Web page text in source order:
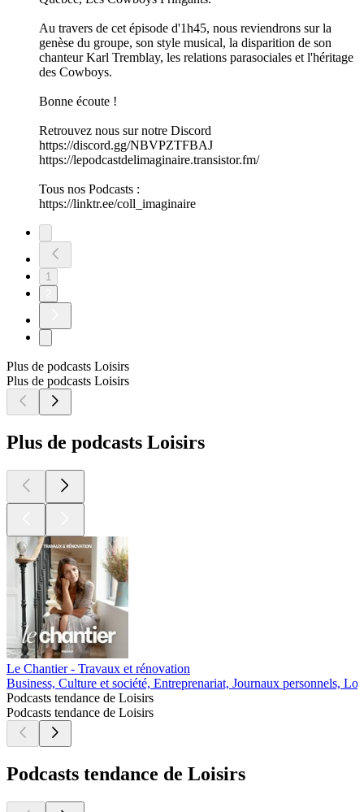
Au travers de cet épisode d'1h45, nous reviendrons sur la
genèse du groupe, son style musical, la disparition de son
chanteur Karl Tremblay, les relations parasociales et l'héritage
des Cowboys.
Bonne écoute !
Retrouvez nous sur notre Discord
https://discord.gg/NBVPZTFBAJ
https://lepodcastdelimaginaire.transistor.fm/
Tous nos Podcasts :
https://linktr.ee/coll_imaginaire
1
Plus de podcasts Loisirs
Plus de podcasts Loisirs
Plus de podcasts Loisirs
Le Chantier - Travaux et rénovation
Business, Culture et société, Entreprenariat, Journaux personnels,
Podcasts tendance de Loisirs
Podcasts tendance de Loisirs
Podcasts tendance de Loisirs